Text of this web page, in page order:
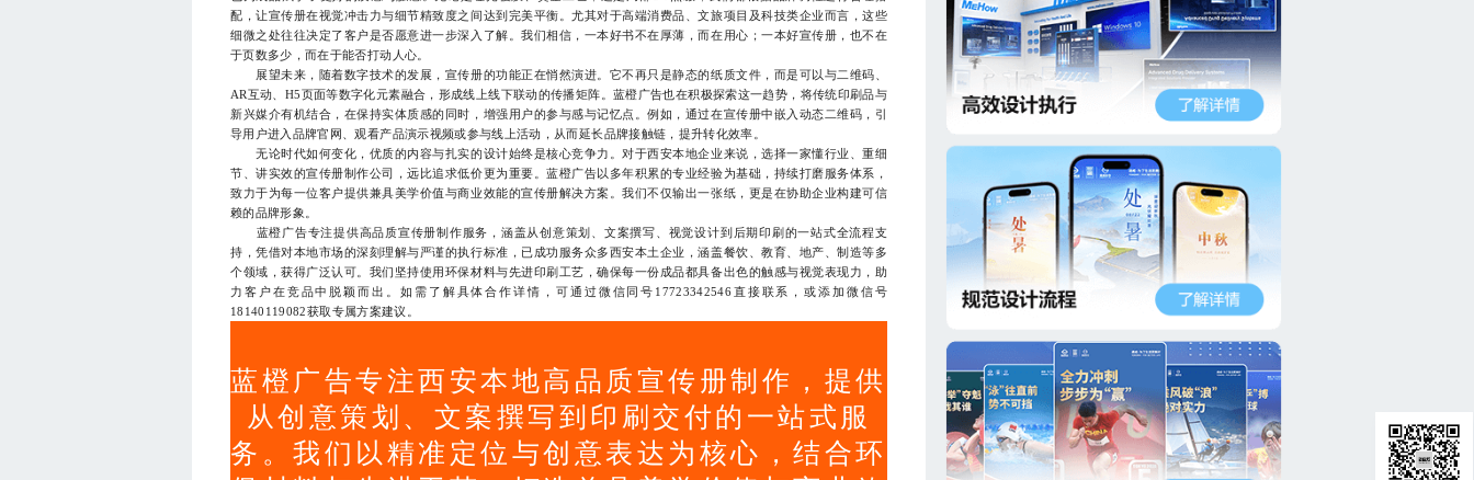
配，让宣传册在视觉冲击力与细节精致度之间达到完美平衡。尤其对于高端消费品、文旅项目及科技类企业而言，这些
细微之处往往决定了客户是否愿意进一步深入了解。我们相信，一本好书不在厚薄，而在用心；一本好宣传册，也不在
于页数多少，而在于能否打动人心。
展望未来，随着数字技术的发展，宣传册的功能正在悄然演进。它不再只是静态的纸质文件，而是可以与二维码、
AR互动、H5页面等数字化元素融合，形成线上线下联动的传播矩阵。蓝橙广告也在积极探索这一趋势，将传统印刷品与
新兴媒介有机结合，在保持实体质感的同时，增强用户的参与感与记忆点。例如，通过在宣传册中嵌入动态二维码，引
导用户进入品牌官网、观看产品演示视频或参与线上活动，从而延长品牌接触链，提升转化效率。
无论时代如何变化，优质的内容与扎实的设计始终是核心竞争力。对于西安本地企业来说，选择一家懂行业、重细
节、讲实效的宣传册制作公司，远比追求低价更为重要。蓝橙广告以多年积累的专业经验为基础，持续打磨服务体系，
致力于为每一位客户提供兼具美学价值与商业效能的宣传册解决方案。我们不仅输出一张纸，更是在协助企业构建可信
赖的品牌形象。
蓝橙广告专注提供高品质宣传册制作服务，涵盖从创意策划、文案撰写、视觉设计到后期印刷的一站式全流程支
持，凭借对本地市场的深刻理解与严谨的执行标准，已成功服务众多西安本土企业，涵盖餐饮、教育、地产、制造等多
个领域，获得广泛认可。我们坚持使用环保材料与先进印刷工艺，确保每一份成品都具备出色的触感与视觉表现力，助
力客户在竞品中脱颖而出。如需了解具体合作详情，可通过微信同号17723342546直接联系，或添加微信号
18140119082获取专属方案建议。
蓝橙广告专注西安本地高品质宣传册制作，提供
从创意策划、文案撰写到印刷交付的一站式服
务。我们以精准定位与创意表达为核心，结合环